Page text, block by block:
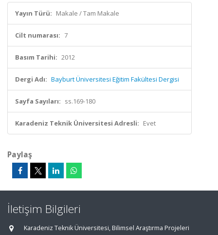
Yayın Türü: Makale / Tam Makale
Cilt numarası: 7
Basım Tarihi: 2012
Dergi Adı: Bayburt Üniversitesi Eğitim Fakültesi Dergisi
Sayfa Sayıları: ss.169-180
Karadeniz Teknik Üniversitesi Adresli: Evet
Paylaş
İletişim Bilgileri
Karadeniz Teknik Üniversitesi, Bilimsel Araştırma Projeleri